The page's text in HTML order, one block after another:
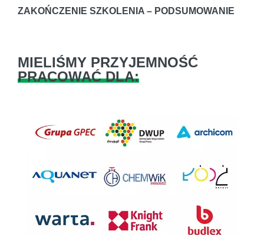
ZAKOŃCZENIE SZKOLENIA – PODSUMOWANIE
MIELIŚMY PRZYJEMNOŚĆ
PRACOWAĆ DLA: